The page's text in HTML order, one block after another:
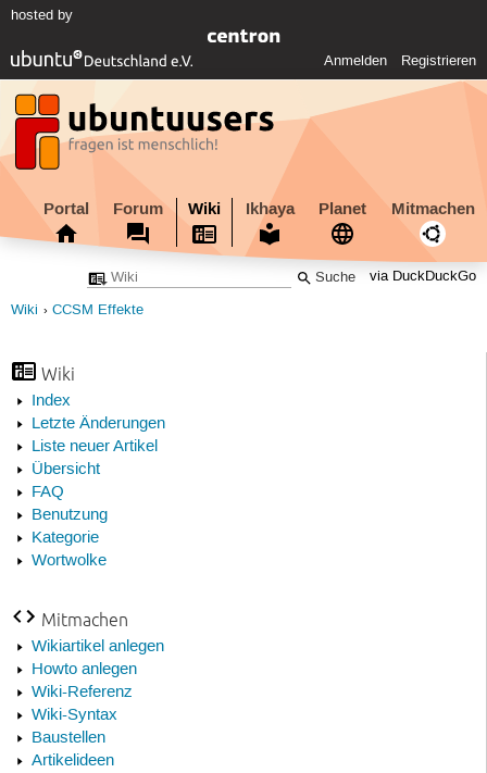
hosted by
Anmelden Registrieren
Portal Forum Wiki Ikhaya Planet Mitmachen
via DuckDuckGo
Wiki CCSM Effekte
Wiki
Index
Letzte Änderungen
Liste neuer Artikel
Übersicht
FAQ
Benutzung
Kategorie
Wortwolke
Mitmachen
Wikiartikel anlegen
Howto anlegen
Wiki-Referenz
Wiki-Syntax
Baustellen
Artikelideen